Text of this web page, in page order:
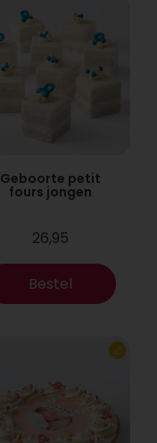
Geboorte petit
fours jongen
26,95
Bestel